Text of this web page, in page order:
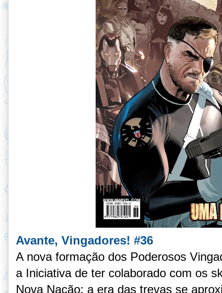
Avante, Vingadores! #36
A nova formação dos Poderosos
a Iniciativa de ter colaborado com os
Nova Nação: a era das trevas se